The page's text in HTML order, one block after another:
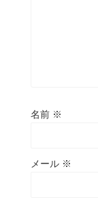
名前 ※
メール ※